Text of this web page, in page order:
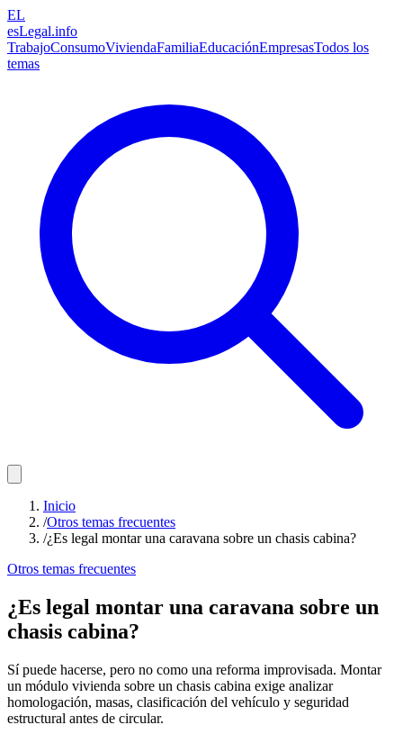
EL
esLegal.info
TrabajoConsumoViviendaFamiliaEducaciónEmpresasTodos los
temas
Inicio
/Otros temas frecuentes
/¿Es legal montar una caravana sobre un chasis cabina?
Otros temas frecuentes
¿Es legal montar una caravana sobre un
chasis cabina?
Sí puede hacerse, pero no como una reforma improvisada. Montar
un módulo vivienda sobre un chasis cabina exige analizar
homologación, masas, clasificación del vehículo y seguridad
estructural antes de circular.